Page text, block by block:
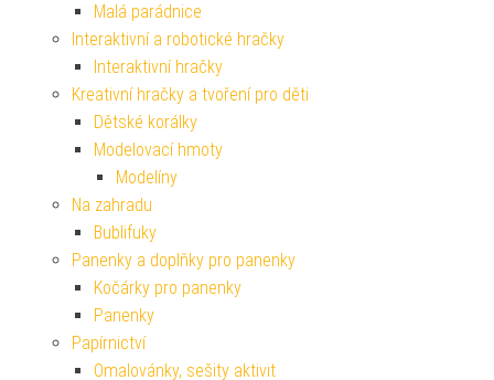
Malá parádnice
Interaktivní a robotické hračky
Interaktivní hračky
Kreativní hračky a tvoření pro děti
Dětské korálky
Modelovací hmoty
Modelíny
Na zahradu
Bublifuky
Panenky a doplňky pro panenky
Kočárky pro panenky
Panenky
Papírnictví
Omalovánky, sešity aktivit